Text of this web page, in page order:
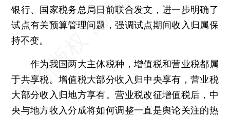
银行、国家税务总局日前联合发文，进一步明确了
试点有关预算管理问题，强调试点期间收入归属保
持不变。
作为我国两大主体税种，增值税和营业税都属
于共享税。增值税大部分收入归中央享有，营业税
大部分收入归地方享有。营业税改征增值税后，中
央与地方收入分成将如何调整一直是舆论关注的热